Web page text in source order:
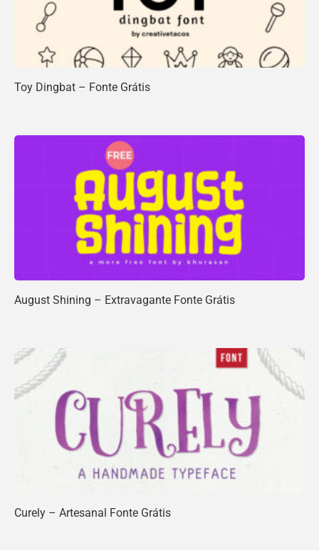
Toy Dingbat – Fonte Grátis
August Shining – Extravagante Fonte Grátis
Curely – Artesanal Fonte Grátis